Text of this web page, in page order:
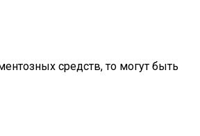
средств, то могут быть